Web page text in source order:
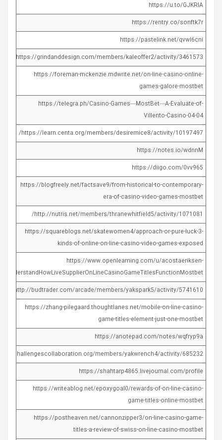
https://u.to/GJKRIA
https://rentry.co/sonftk7r
https://pastelink.net/qvwl6cni
https://grindanddesign.com/members/kaleoffer2/activity/3461573/
https://foreman-mckenzie.mdwrite.net/on-line-casino-online-
games-galore-mostbet
https://telegra.ph/Casino-Games—MostBet—A-Evaluate-of-
Villento-Casino-04-04
https://learn.centa.org/members/desiremice8/activity/10197497/
https://notes.io/wdnnM
https://diigo.com/0vv965
https://blogfreely.net/factsave9/from-historical-to-contemporary-
era-of-casino-video-games-mostbet
http://nutris.net/members/thranewhitfield5/activity/1071081/
https://squareblogs.net/skatewomen4/approach-or-pure-luck-3-
kinds-of-online-on-line-casino-video-games-exposed
https://www.openlearning.com/u/acostaeriksen-
UnderstandHowLiveSupplierOnLineCasinoGameTitlesFunctionMostbet
http://budtrader.com/arcade/members/yakspark5/activity/5741610/
https://zhang-pilegaard.thoughtlanes.net/mobile-on-line-casino-
game-titles-element-just-one-mostbet
https://anotepad.com/notes/wqfryp9a
members/yakwrench4/activity/685232/
https://shahtarp4865.livejournal.com/profile
https://writeablog.net/epoxygoal0/rewards-of-on-line-casino-
game-titles-online-mostbet
https://postheaven.net/cannonzipper3/on-line-casino-game-
titles-a-review-of-swiss-on-line-casino-mostbet